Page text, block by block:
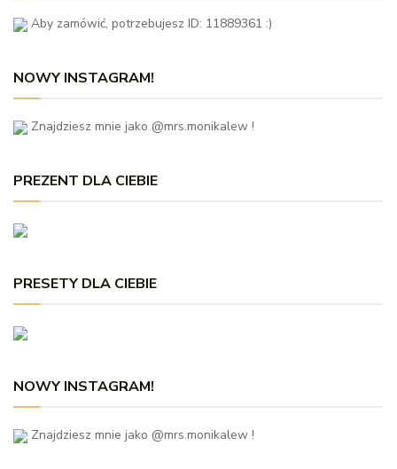
Aby zamówić, potrzebujesz ID: 11889361 :)
NOWY INSTAGRAM!
Znajdziesz mnie jako @mrs.monikalew !
PREZENT DLA CIEBIE
PRESETY DLA CIEBIE
NOWY INSTAGRAM!
Znajdziesz mnie jako @mrs.monikalew !